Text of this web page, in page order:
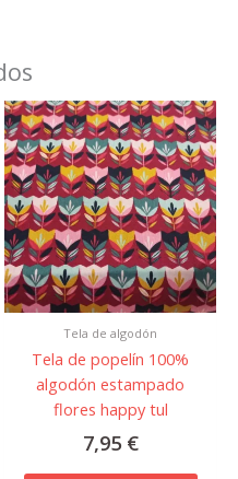
Tela de algodón
Tela de popelín 100%
algodón estampado
flores happy tul
7,95 €